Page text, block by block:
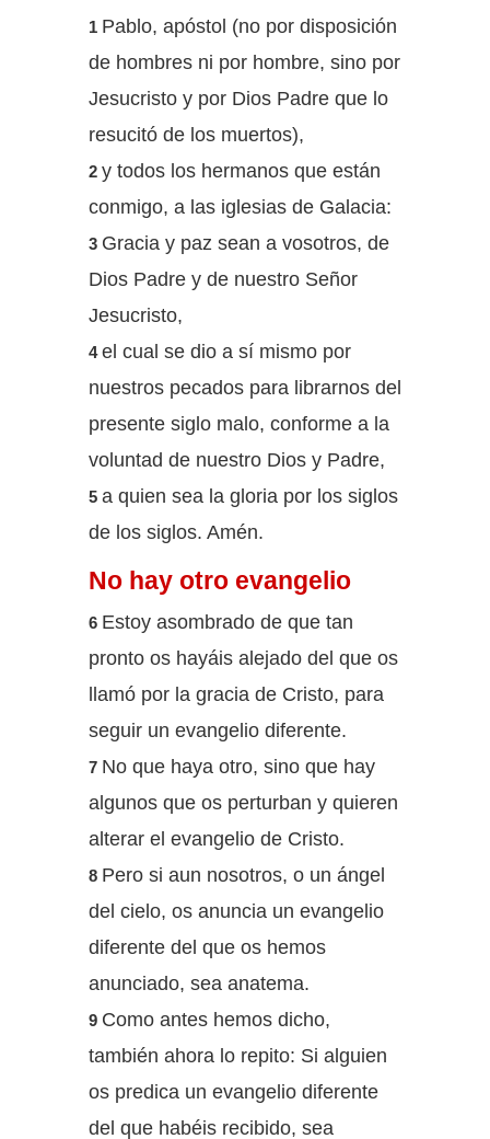
1 Pablo, apóstol (no por disposición
de hombres ni por hombre, sino por
Jesucristo y por Dios Padre que lo
resucitó de los muertos),
2 y todos los hermanos que están
conmigo, a las iglesias de Galacia:
3 Gracia y paz sean a vosotros, de
Dios Padre y de nuestro Señor
Jesucristo,
4el cual se dio a sí mismo por
nuestros pecados para librarnos del
presente siglo malo, conforme a la
voluntad de nuestro Dios y Padre,
5 a quien sea la gloria por los siglos
de los siglos. Amén.
No hay otro evangelio
6 Estoy asombrado de que tan
pronto os hayáis alejado del que os
llamó por la gracia de Cristo, para
seguir un evangelio diferente.
7 No que haya otro, sino que hay
algunos que os perturban y quieren
alterar el evangelio de Cristo.
8 Pero si aun nosotros, o un ángel
del cielo, os anuncia un evangelio
diferente del que os hemos
anunciado, sea anatema.
9 Como antes hemos dicho,
también ahora lo repito: Si alguien
os predica un evangelio diferente
del que habéis recibido, sea